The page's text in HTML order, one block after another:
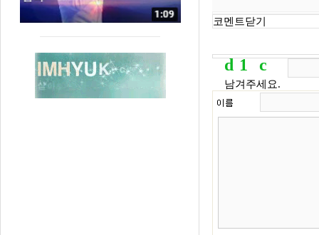
코멘트닫기
d 1 c
남겨주세요.